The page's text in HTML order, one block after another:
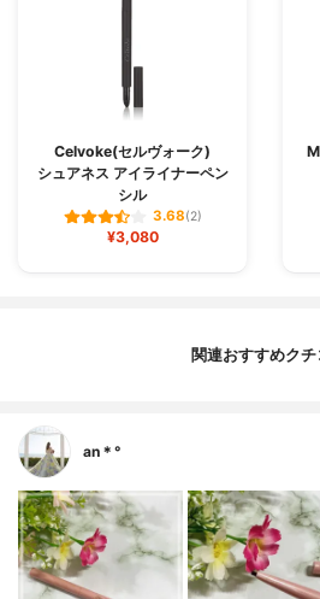
Celvoke(セルヴォーク)
シュアネス アイライナーペン
シル
3.68(2)
¥3,080
関連おすすめクチ
an＊°